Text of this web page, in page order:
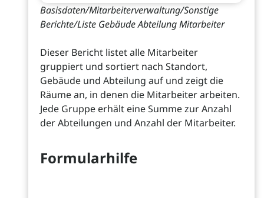
Basisdaten/Mitarbeiterverwaltung/Sonstige
Berichte/Liste Gebäude Abteilung Mitarbeiter
Dieser Bericht listet alle Mitarbeiter
gruppiert und sortiert nach Standort,
Gebäude und Abteilung auf und zeigt die
Räume an, in denen die Mitarbeiter arbeiten.
Jede Gruppe erhält eine Summe zur Anzahl
der Abteilungen und Anzahl der Mitarbeiter.
Formularhilfe